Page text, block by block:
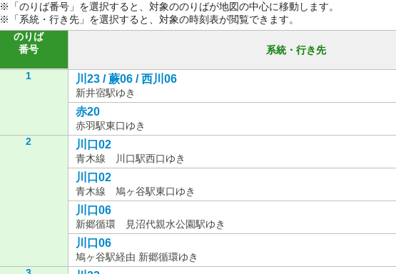
※「のりば番号」を選択すると、対象ののりばが地図の中心に移動します。
※「系統・行き先」を選択すると、対象の時刻表が閲覧できます。
のりば
番号
系統・行き先
1 川23 / 蕨06 / 西川06
新井宿駅ゆき
赤20
赤羽駅東口ゆき
2
川口02
青木線 川口駅西口ゆき
川口02
青木線 鳩ヶ谷駅東口ゆき
川口06
新郷循環 見沼代親水公園駅ゆき
川口06
鳩ヶ谷駅経由 新郷循環ゆき